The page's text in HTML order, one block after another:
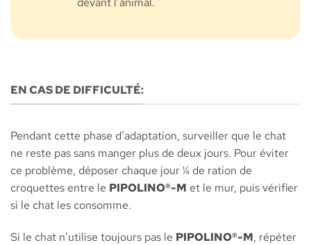
EN CAS DE DIFFICULTÉ:
Pendant cette phase d’adaptation, surveiller que le chat
ne reste pas sans manger plus de deux jours. Pour éviter
ce problème, déposer chaque jour ¼ de ration de
croquettes entre le PIPOLINO®-M et le mur, puis vérifier
si le chat les consomme.
Si le chat n’utilise toujours pas le PIPOLINO®-M, répéter